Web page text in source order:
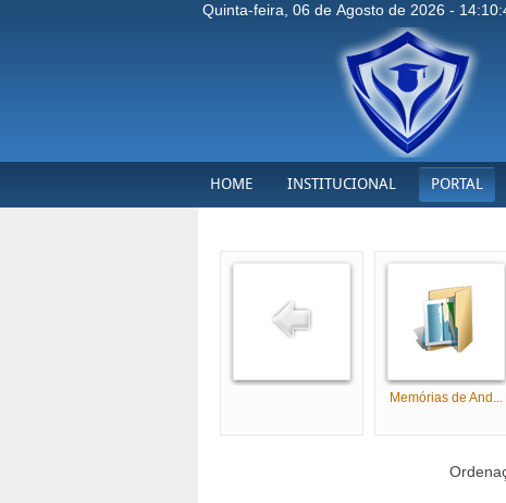
Quinta-feira, 06 de Agosto de 2026 -
HOME INSTITUCIONAL PORTAL
Memórias de And...